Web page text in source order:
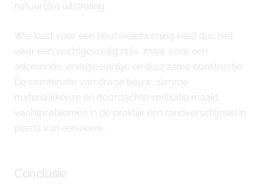
natuurlijke uitstraling.
Wie kiest voor een houtskeletwoning kiest dus niet
voor een vochtgevoelig huis, maar voor een
ademende, energiezuinige en duurzame constructie.
De combinatie van droge bouw, slimme
materiaalkeuze en doordachte ventilatie maakt
vochtproblemen in de praktijk een randverschijnsel in
plaats van een norm.
Conclusie